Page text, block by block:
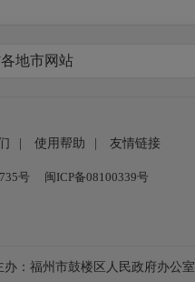
地市网站
使用帮助 友情链接
号 闽ICP备08100339号
办：福州市鼓楼区人民政府办公室